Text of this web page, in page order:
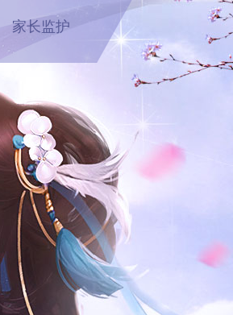
家长监护